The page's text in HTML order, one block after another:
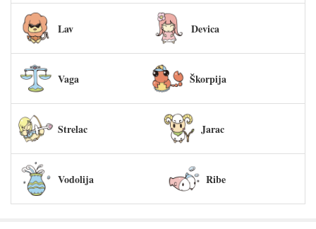
Lav Devica
Vaga Škorpija
Strelac Jarac
Vodolija Ribe